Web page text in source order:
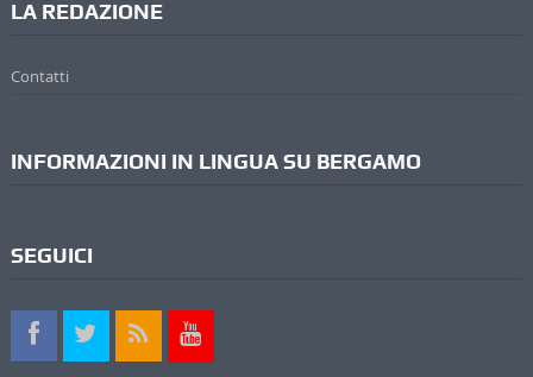
LA REDAZIONE
Contatti
INFORMAZIONI IN LINGUA SU BERGAMO
SEGUICI